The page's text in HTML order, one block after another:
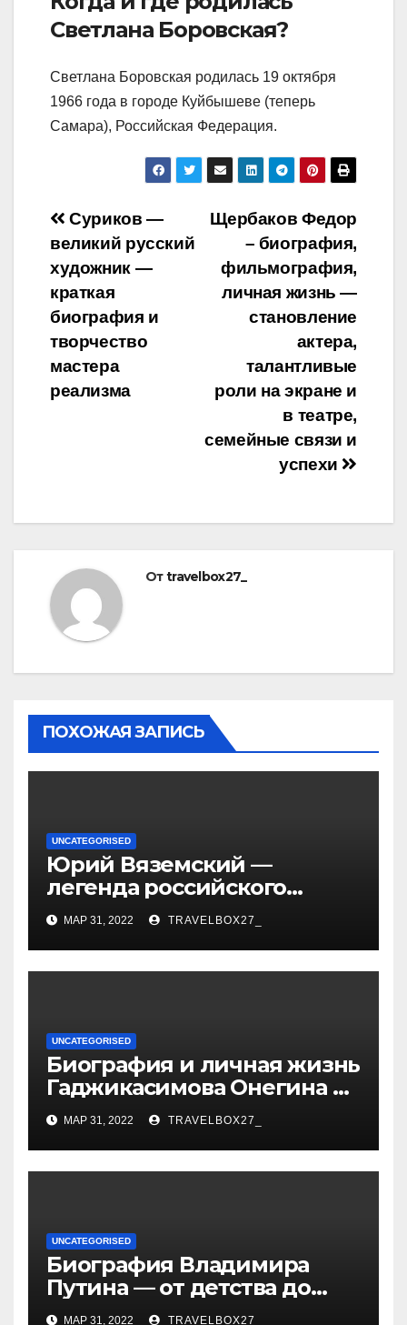
Светлана Боровская?
Светлана Боровская родилась 19 октября
1966 года в городе Куйбышеве (теперь
Самара), Российская Федерация.
Навигация
по
записям
Щербаков Федор
– биография,
фильмография,
личная жизнь —
становление
актера,
талантливые
роли на экране и
в театре,
семейные связи и
успехи
Суриков —
великий русский
художник —
краткая
биография и
творчество
мастера
реализма
Отtravelbox27_
ПОХОЖАЯ ЗАПИСЬ
UNCATEGORISED
Юрий Вяземский —
легенда российского
спорта — биография,
достижения и вклад в
развитие гимнастики
МАР 31, 2022 TRAVELBOX27_
UNCATEGORISED
Биография и личная жизнь
Гаджикасимова Онегина —
информация о жене и
детях
МАР 31, 2022 TRAVELBOX27_
UNCATEGORISED
Биография Владимира
Путина — от детства до
президентства
МАР 31, 2022 TRAVELBOX27_